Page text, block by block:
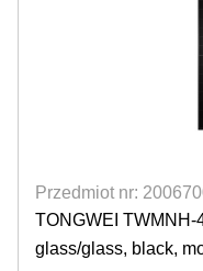
Przedmiot nr:
TONGWEI TWMNH-
glass/glass, black,